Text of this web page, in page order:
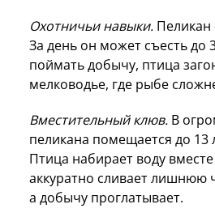
Охотничьи навыки.
За день он может съесть до
поймать добычу, птица
мелководье, где рыбе
Вместительный клюв. В
пеликана помещается до 13
Птица набирает воду
аккуратно сливает лишнюю
а добычу проглатывает.